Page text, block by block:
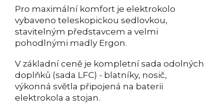
Pro maximální komfort je elektrokolo
vybaveno teleskopickou sedlovkou,
stavitelným představcem a velmi
pohodlnými madly Ergon.
V základní ceně je kompletní sada odolných
doplňků (sada LFC) - blatníky, nosič,
výkonná světla připojená na baterii
elektrokola a stojan.